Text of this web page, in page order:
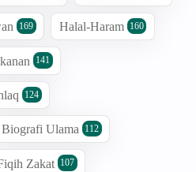
169 Halal-Haram 160
141
124
Biografi Ulama 112
Zakat 107